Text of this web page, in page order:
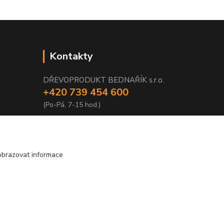
Kontakty
DŘEVOPRODUKT BEDNAŘÍK s.r.o.
+420 739 454 600
(Po-Pá, 7-15 hod.)
informace